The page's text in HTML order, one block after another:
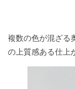
複数の色が混ざる
の上質感ある仕上